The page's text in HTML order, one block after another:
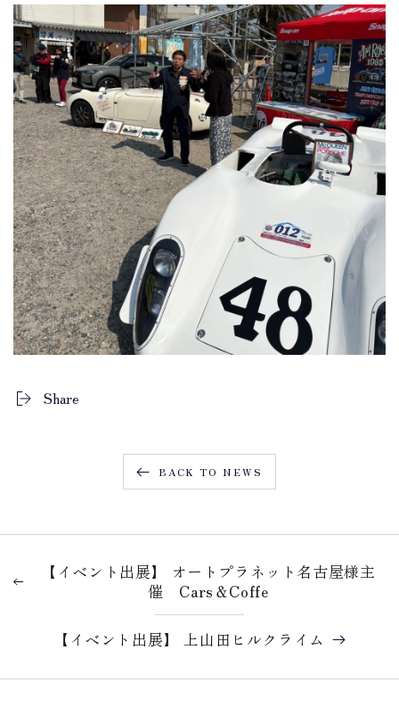
Share
BACK TO NEWS
【イベント出展】 オートプラネット名古屋様主
催 Cars＆Coffe
【イベント出展】 上山田ヒルクライム